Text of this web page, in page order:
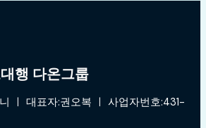
행 다온그룹
ㅣ 대표자:권오복 ㅣ 사업자번호:431-